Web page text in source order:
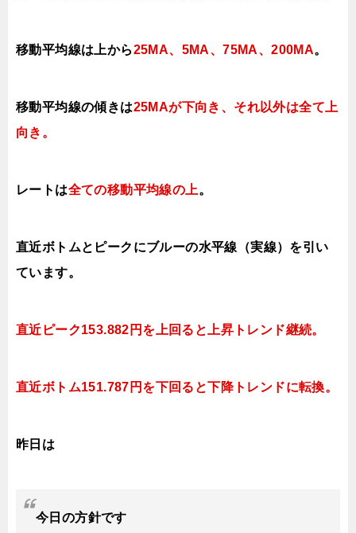
移動平均線は上から25MA、5MA、75MA、200MA。
移動平均線の傾きは25MAが下向き、それ以外は全て上
向き 。
レートは全ての移動平均線の上。
直近ボトムとピークにブルーの水平線（実線）を引い
ています。
直近ピーク153.882円を上回ると上昇トレンド継続。
直近ボトム151.787円を下回ると下降トレンドに転換。
昨日は
今日 の方針です